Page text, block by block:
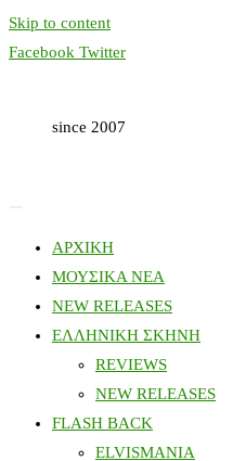
Skip to content
Facebook Twitter
since 2007
ΑΡΧΙΚΗ
ΜΟΥΣΙΚΑ ΝΕΑ
NEW RELEASES
ΕΛΛΗΝΙΚΗ ΣΚΗΝΗ
REVIEWS
NEW RELEASES
FLASH BACK
ELVISMANIA